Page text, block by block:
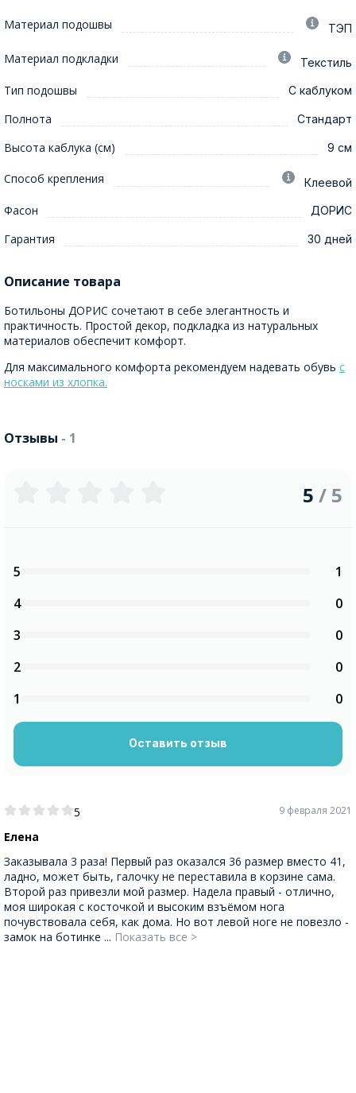
Материал подошвы ТЭП
Материал подкладки Текстиль
Тип подошвы С каблуком
Полнота Стандарт
Высота каблука (см) 9 см
Способ крепления Клеевой
Фасон ДОРИС
Гарантия 30 дней
Описание товара
Ботильоны ДОРИС сочетают в себе элегантность и
практичность. Простой декор, подкладка из натуральных
материалов обеспечит комфорт.
Для максимального комфорта рекомендуем надевать обувь с
носками из хлопка.
Отзывы - 1
5
Елена
9 февраля 2021
Заказывала 3 раза! Первый раз оказался 36 размер вместо 41,
ладно, может быть, галочку не переставила в корзине сама.
Второй раз привезли мой размер. Надела правый - отлично,
моя широкая с косточкой и высоким взъёмом нога
почувствовала себя, как дома. Но вот левой ноге не повезло -
замок на ботинке ... Показать все >
5 / 5
5
1
4
0
3
0
2
0
1
0
Оставить отзыв